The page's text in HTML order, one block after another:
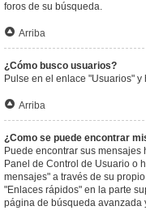
foros de su búsqueda.
Arriba
¿Cómo busco usuarios?
Pulse en el enlace "Usuarios"
Arriba
¿Como se puede encontrar
Puede encontrar sus mensajes
Panel de Control de Usuario o
mensajes" a través de su
"Enlaces rápidos" en la parte
página de búsqueda avanzada